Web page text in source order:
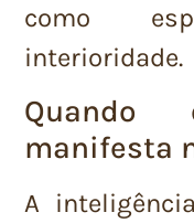
como
interioridade.
manifesta
A